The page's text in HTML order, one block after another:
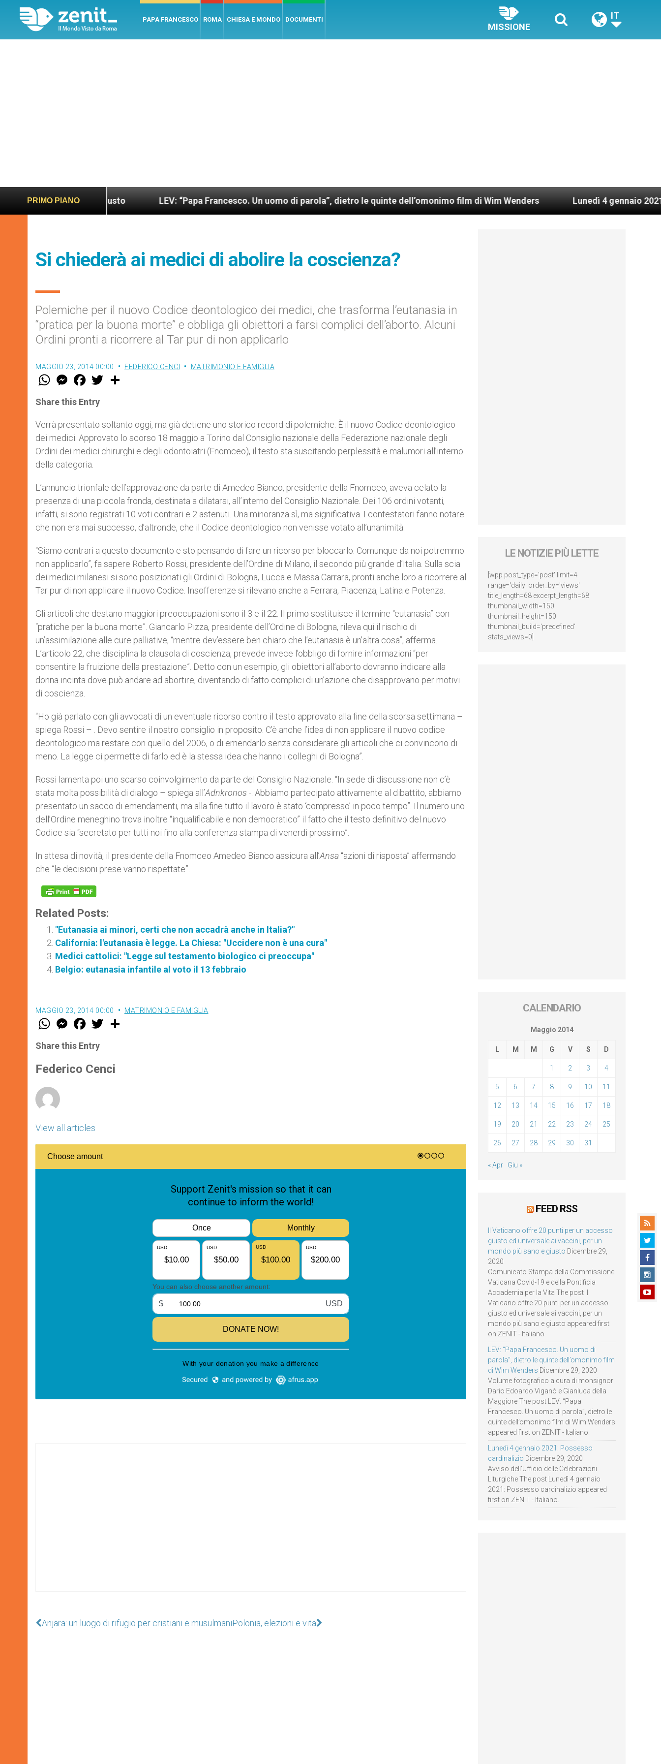
PAPA FRANCESCO ROMA CHIESA E MONDO DOCUMENTI
MISSIONE
IT
PRIMO PIANO
più sano e giusto LEV: “Papa Francesco. Un uomo di parola”, dietro le quinte dell’omonimo film di Wim Wenders Lunedì 4 gennaio 2021:
Si chiederà ai medici di abolire la coscienza?
Polemiche per il nuovo Codice deontologico dei medici, che trasforma l’eutanasia in
“pratica per la buona morte” e obbliga gli obiettori a farsi complici dell’aborto. Alcuni
Ordini pronti a ricorrere al Tar pur di non applicarlo
MAGGIO 23, 2014 00:00 FEDERICO CENCI MATRIMONIO E FAMIGLIA
W
t
s
p
p
M
e
s
e
g
e
r
F
a
e
b
o
k
w
r
Share this Entry
Verrà presentato soltanto oggi, ma già detiene uno storico record di polemiche. È il nuovo Codice deontologico
dei medici. Approvato lo scorso 18 maggio a Torino dal Consiglio nazionale della Federazione nazionale degli
Ordini dei medici chirurghi e degli odontoiatri (Fnomceo), il testo sta suscitando perplessità e malumori all’interno
della categoria.
L’annuncio trionfale dell’approvazione da parte di Amedeo Bianco, presidente della Fnomceo, aveva celato la
presenza di una piccola fronda, destinata a dilatarsi, all’interno del Consiglio Nazionale. Dei 106 ordini votanti,
infatti, si sono registrati 10 voti contrari e 2 astenuti. Una minoranza sì, ma significativa. I contestatori fanno notare
che non era mai successo, d’altronde, che il Codice deontologico non venisse votato all’unanimità.
“Siamo contrari a questo documento e sto pensando di fare un ricorso per bloccarlo. Comunque da noi potremmo
non applicarlo”, fa sapere Roberto Rossi, presidente dell’Ordine di Milano, il secondo più grande d’Italia. Sulla scia
dei medici milanesi si sono posizionati gli Ordini di Bologna, Lucca e Massa Carrara, pronti anche loro a ricorrere al
Tar pur di non applicare il nuovo Codice. Insofferenze si rilevano anche a Ferrara, Piacenza, Latina e Potenza.
Gli articoli che destano maggiori preoccupazioni sono il 3 e il 22. Il primo sostituisce il termine “eutanasia” con
“pratiche per la buona morte”. Giancarlo Pizza, presidente dell’Ordine di Bologna, rileva qui il rischio di
un’assimilazione alle cure palliative, “mentre dev’essere ben chiaro che l’eutanasia è un’altra cosa”, afferma.
L’articolo 22, che disciplina la clausola di coscienza, prevede invece l’obbligo di fornire informazioni “per
consentire la fruizione della prestazione”. Detto con un esempio, gli obiettori all’aborto dovranno indicare alla
donna incinta dove può andare ad abortire, diventando di fatto complici di un’azione che disapprovano per motivi
di coscienza.
“Ho già parlato con gli avvocati di un eventuale ricorso contro il testo approvato alla fine della scorsa settimana –
spiega Rossi – . Devo sentire il nostro consiglio in proposito. C’è anche l’idea di non applicare il nuovo codice
deontologico ma restare con quello del 2006, o di emendarlo senza considerare gli articoli che ci convincono di
meno. La legge ci permette di farlo ed è la stessa idea che hanno i colleghi di Bologna”.
Rossi lamenta poi uno scarso coinvolgimento da parte del Consiglio Nazionale. “In sede di discussione non c’è
stata molta possibilità di dialogo – spiega all’Adnkronos -. Abbiamo partecipato attivamente al dibattito, abbiamo
presentato un sacco di emendamenti, ma alla fine tutto il lavoro è stato ‘compresso’ in poco tempo”. Il numero uno
dell’Ordine meneghino trova inoltre “inqualificabile e non democratico” il fatto che il testo definitivo del nuovo
Codice sia “secretato per tutti noi fino alla conferenza stampa di venerdì prossimo”.
In attesa di novità, il presidente della Fnomceo Amedeo Bianco assicura all’Ansa “azioni di risposta” affermando
che “le decisioni prese vanno rispettate”.
Related Posts:
"Eutanasia ai minori, certi che non accadrà anche in Italia?"
California: l'eutanasia è legge. La Chiesa: "Uccidere non è una cura"
Medici cattolici: "Legge sul testamento biologico ci preoccupa"
Belgio: eutanasia infantile al voto il 13 febbraio
MAGGIO 23, 2014 00:00 MATRIMONIO E FAMIGLIA
W
t
s
p
p
M
e
s
e
g
e
F
a
e
b
o
k
w
r
Share this Entry
Federico Cenci
View all articles
Anjara: un luogo di rifugio per cristiani e musulmaniPolonia, elezioni e vita
LE NOTIZIE PIÙ LETTE
[wpp post_type='post' limit=4
range='daily' order_by='views'
title_length=68 excerpt_length=68
thumbnail_width=150
thumbnail_height=150
thumbnail_build='predefined'
stats_views=0]
CALENDARIO
Maggio 2014
L M M G V S D
1 2 3 4
5 6 7 8 9 10 11
12 13 14 15 16 17 18
19 20 21 22 23 24 25
26 27 28 29 30 31
« Apr Giu »
FEED RSS
Il Vaticano offre 20 punti per un accesso
giusto ed universale ai vaccini, per un
mondo più sano e giusto Dicembre 29,
2020
Comunicato Stampa della Commissione
Vaticana Covid-19 e della Pontificia
Accademia per la Vita The post Il
Vaticano offre 20 punti per un accesso
giusto ed universale ai vaccini, per un
mondo più sano e giusto appeared first
on ZENIT - Italiano.
LEV: “Papa Francesco. Un uomo di
parola”, dietro le quinte dell’omonimo film
di Wim Wenders Dicembre 29, 2020
Volume fotografico a cura di monsignor
Dario Edoardo Viganò e Gianluca della
Maggiore The post LEV: “Papa
Francesco. Un uomo di parola”, dietro le
quinte dell’omonimo film di Wim Wenders
appeared first on ZENIT - Italiano.
Lunedì 4 gennaio 2021: Possesso
cardinalizio Dicembre 29, 2020
Avviso dell’Ufficio delle Celebrazioni
Liturgiche The post Lunedì 4 gennaio
2021: Possesso cardinalizio appeared
first on ZENIT - Italiano.